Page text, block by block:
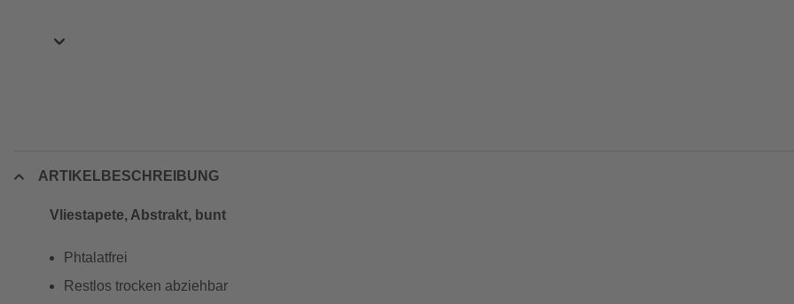
ARTIKELBESCHREIBUNG
Vliestapete, Abstrakt, bunt
Phtalatfrei
Restlos trocken abziehbar